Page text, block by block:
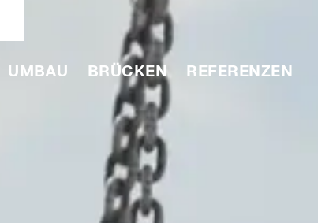
UMBAU BRÜCKEN REFERENZEN